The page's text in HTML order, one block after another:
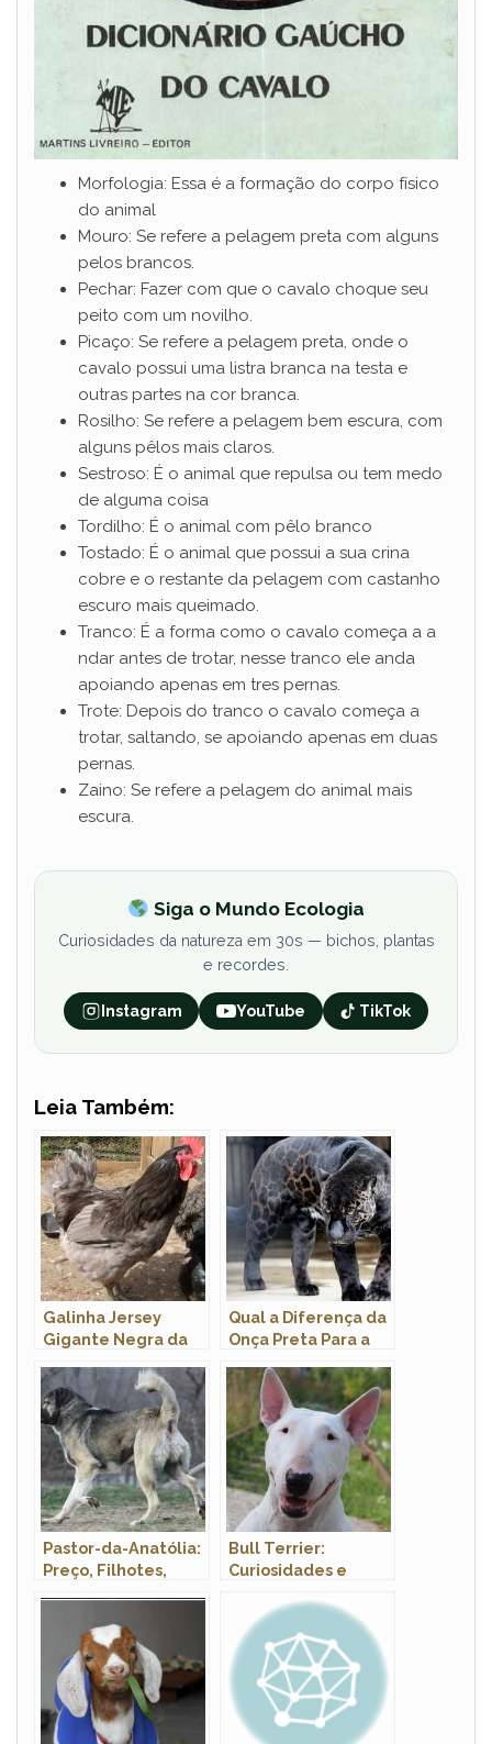
Morfologia: Essa é a formação do corpo físico
do animal
Mouro: Se refere a pelagem preta com alguns
pelos brancos.
Pechar: Fazer com que o cavalo choque seu
peito com um novilho.
Picaço: Se refere a pelagem preta, onde o
cavalo possui uma listra branca na testa e
outras partes na cor branca.
Rosilho: Se refere a pelagem bem escura, com
alguns pêlos mais claros.
Sestroso: É o animal que repulsa ou tem medo
de alguma coisa
Tordilho: É o animal com pêlo branco
Tostado: É o animal que possui a sua crina
cobre e o restante da pelagem com castanho
escuro mais queimado.
Tranco: É a forma como o cavalo começa a a
ndar antes de trotar, nesse tranco ele anda
apoiando apenas em tres pernas.
Trote: Depois do tranco o cavalo começa a
trotar, saltando, se apoiando apenas em duas
pernas.
Zaino: Se refere a pelagem do animal mais
escura.
Siga o Mundo Ecologia
Curiosidades da natureza em 30s — bichos, plantas
e recordes.
Instagram YouTube TikTok
Leia Também:
Galinha Jersey
Gigante Negra da
Características,
ovos e Fotos!
Qual a Diferença da
Onça Preta Para a
Pastor-da-Anatólia:
Preço, Filhotes,
Bull Terrier:
Curiosidades e
Sobre a Raça